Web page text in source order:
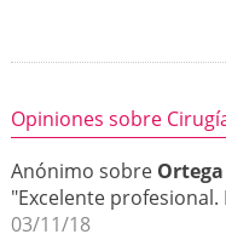
Opiniones sobre
Anónimo sobre
"Excelente
03/11/18